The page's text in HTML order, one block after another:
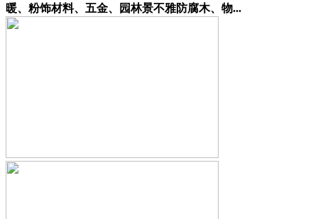
暖、粉饰材料、五金、园林景不雅防腐木、物...